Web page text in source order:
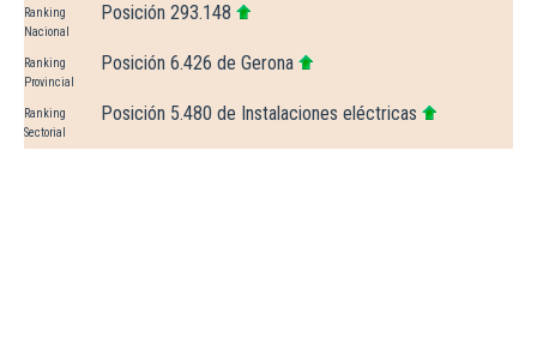
Ranking
Nacional
Posición 293.148
Ranking
Provincial
Posición 6.426 de Gerona
Ranking
Sectorial
Posición 5.480 de Instalaciones eléctricas